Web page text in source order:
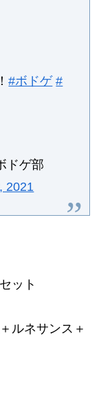
#ボドゲ #
ドゲ部
2021
ット
ルネサンス＋